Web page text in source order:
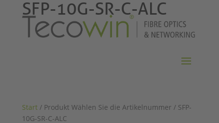
Start/ Produkt Wählen Sie die Artikelnummer / SFP-
10G-SR-C-ALC
SFP-10G-SR-C-ALC